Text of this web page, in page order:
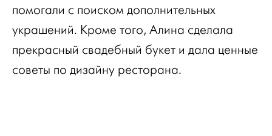
помогали с поиском дополнительных
украшений. Кроме того, Алина сделала
прекрасный свадебный букет и дала ценные
советы по дизайну ресторана.